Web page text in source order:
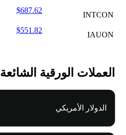
INTCON
$687.62
IAUON
$551.82
العملات الورقية الشائعة
الدولار الأمريكي